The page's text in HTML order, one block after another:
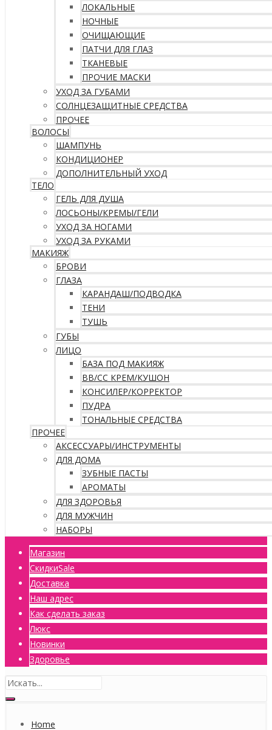
ЛОКАЛЬНЫЕ
НОЧНЫЕ
ОЧИЩАЮЩИЕ
ПАТЧИ ДЛЯ ГЛАЗ
ТКАНЕВЫЕ
ПРОЧИЕ МАСКИ
УХОД ЗА ГУБАМИ
СОЛНЦЕЗАЩИТНЫЕ СРЕДСТВА
ПРОЧЕЕ
ВОЛОСЫ
ШАМПУНЬ
КОНДИЦИОНЕР
ДОПОЛНИТЕЛЬНЫЙ УХОД
ТЕЛО
ГЕЛЬ ДЛЯ ДУША
ЛОСЬОНЫ/КРЕМЫ/ГЕЛИ
УХОД ЗА НОГАМИ
УХОД ЗА РУКАМИ
МАКИЯЖ
БРОВИ
ГЛАЗА
КАРАНДАШ/ПОДВОДКА
ТЕНИ
ТУШЬ
ГУБЫ
ЛИЦО
БАЗА ПОД МАКИЯЖ
ВВ/CC КРЕМ/КУШОН
КОНСИЛЕР/КОРРЕКТОР
ПУДРА
ТОНАЛЬНЫЕ СРЕДСТВА
ПРОЧЕЕ
АКСЕССУАРЫ/ИНСТРУМЕНТЫ
ДЛЯ ДОМА
ЗУБНЫЕ ПАСТЫ
АРОМАТЫ
ДЛЯ ЗДОРОВЬЯ
ДЛЯ МУЖЧИН
НАБОРЫ
Магазин
СкидкиSale
Доставка
Наш адрес
Как сделать заказ
Люкс
Новинки
Здоровье
Home